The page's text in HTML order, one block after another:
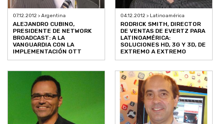
07.12.2012 > Argentina
ALEJANDRO CUBINO,
PRESIDENTE DE NETWORK
BROADCAST: A LA
VANGUARDIA CON LA
IMPLEMENTACIÓN OTT
04.12.2012 > Latinoamérica
RODRICK SMITH, DIRECTOR
DE VENTAS DE EVERTZ PARA
LATINOAMÉRICA:
SOLUCIONES HD, 3G Y 3D, DE
EXTREMO A EXTREMO